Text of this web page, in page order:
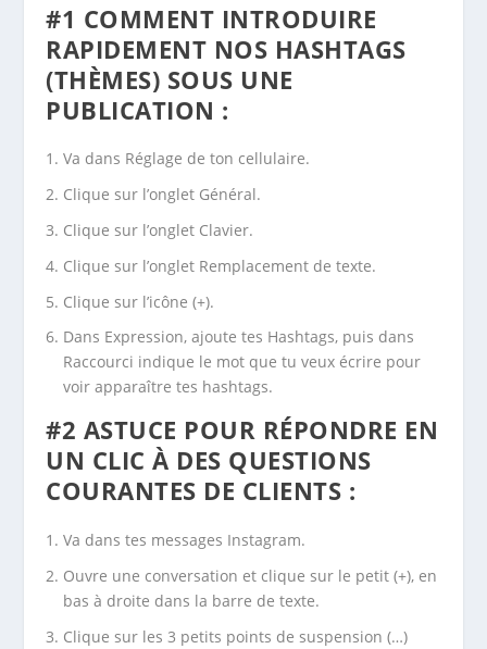
#1 COMMENT INTRODUIRE
RAPIDEMENT NOS HASHTAGS
(THÈMES) SOUS UNE
PUBLICATION :
Va dans Réglage de ton cellulaire.
Clique sur l’onglet Général.
Clique sur l’onglet Clavier.
Clique sur l’onglet Remplacement de texte.
Clique sur l’icône (+).
Dans Expression, ajoute tes Hashtags, puis dans
Raccourci indique le mot que tu veux écrire pour
voir apparaître tes hashtags.
#2 ASTUCE POUR RÉPONDRE EN
UN CLIC À DES QUESTIONS
COURANTES DE CLIENTS :
Va dans tes messages Instagram.
Ouvre une conversation et clique sur le petit (+), en
bas à droite dans la barre de texte.
Clique sur les 3 petits points de suspension (…)